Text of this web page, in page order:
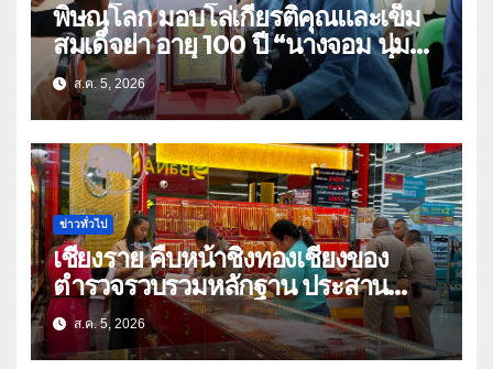
พิษณุโลก มอบโล่เกียรติคุณและเข็ม
สมเด็จย่า อายุ 100 ปี “นางจอม นุ่ม
เนตร” ตำบลบ้านกร่าง อำเภอเมือง
ส.ค. 5, 2026
ข่าวทั่วไป
เชียงราย คืบหน้าชิงทองเชียงของ
ตำรวจรวบรวมหลักฐาน ประสาน
สปป.ลาว ติดตามจับกุม
ส.ค. 5, 2026